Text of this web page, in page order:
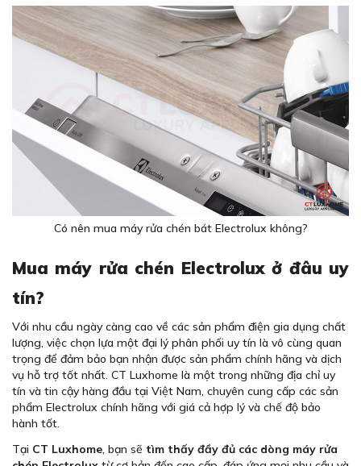
Có nên mua máy rửa chén bát Electrolux không?
Mua máy rửa chén Electrolux ở đâu uy
tín?
Với nhu cầu ngày càng cao về các sản phẩm điện gia dụng chất
lượng, việc chọn lựa một đại lý phân phối uy tín là vô cùng quan
trọng để đảm bảo bạn nhận được sản phẩm chính hãng và dịch
vụ hỗ trợ tốt nhất. CT Luxhome là một trong những địa chỉ uy
tín và tin cậy hàng đầu tại Việt Nam, chuyên cung cấp các sản
phẩm Electrolux chính hãng với giá cả hợp lý và chế độ bảo
hành tốt.
Tại CT Luxhome, bạn sẽ tìm thấy đầy đủ các dòng máy rửa